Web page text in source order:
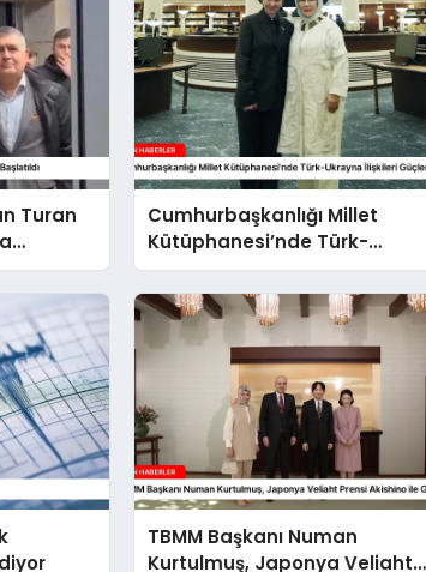
Turan
Cumhurbaşkanlığı Millet
Kütüphanesi’nde Türk-
Ukrayna İlişkileri Güçlendi
TBMM Başkanı Numan
Kurtulmuş, Japonya Veliaht